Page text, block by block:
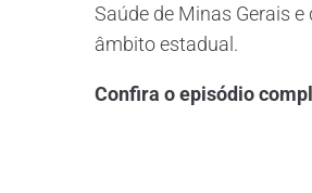
Saúde de Minas Gerais
âmbito estadual.
Confira o episódio